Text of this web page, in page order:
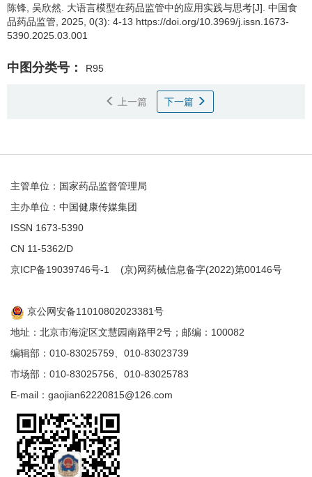
陈锋, 吴欣然. 大语言模型在药品监管中的应用实践与思考[J]. 中国食
品药品监管, 2025, 0(3): 4-13 https://doi.org/10.3969/j.issn.1673-
5390.2025.03.001
中图分类号： R95
上一篇 下一篇
主管单位：国家药品监督管理局
主办单位：中国健康传媒集团
ISSN 1673-5390
CN 11-5362/D
京ICP备19039746号-1 (京)网药械信息备字(2022)第00146号
京公网安备11010802023381号
地址：北京市海淀区文慧园南路甲2号；邮编：100082
编辑部：010-83025759、010-83023739
市场部：010-83025756、010-83025783
E-mail：gaojian62220815@126.com